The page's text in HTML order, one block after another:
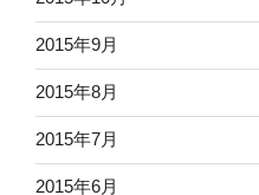
2015年9月
2015年8月
2015年7月
2015年6月